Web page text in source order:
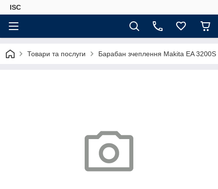
ISC
Товари та послуги Барабан зчеплення Makita EA